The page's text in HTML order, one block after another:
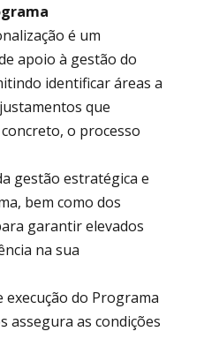
é um
apoio à gestão do
identificar áreas a
que
o processo
gestão estratégica e
bem como dos
garantir elevados
na sua
do Programa
assegura as condições